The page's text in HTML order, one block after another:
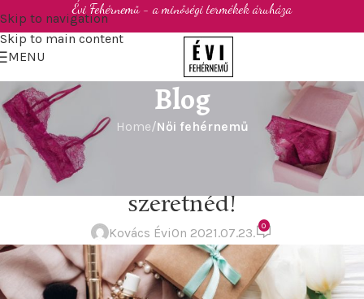
Skip to navigation
Skip to main content
Évi Fehérnemű - a minőségi termékek áruháza
MENU
Blog
Home/Női fehérnemű
Női fehérnemű, ahogy Te
szeretnéd!
Kovács ÉviOn 2021.07.23. 0